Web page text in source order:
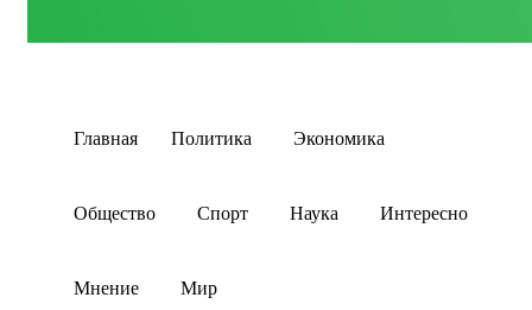
Главная Политика Экономика
Общество Спорт Наука Интересно
Мнение Мир